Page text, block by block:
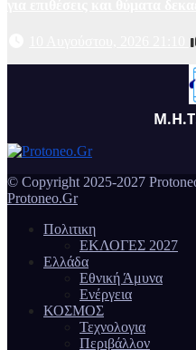
© Copyright 2025-2027
Protoneo.Gr
Πολιτικη
ΕΚΛΟΓΕΣ 2027
Ελλάδα
Εθνική Άμυνα
Ενέργεια
ΚΟΣΜΟΣ
Τεχνολογια
Περιβάλλον